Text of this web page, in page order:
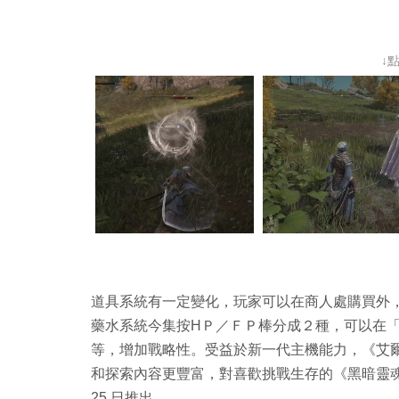
↓
道具系統有一定變化，玩家可以在商人處購買
藥水系統今集按HＰ／ＦＰ棒分成２種，可以在
等，增加戰略性。受益於新一代主機能力，《
和探索內容更豐富，對喜歡挑戰生存的《黑暗